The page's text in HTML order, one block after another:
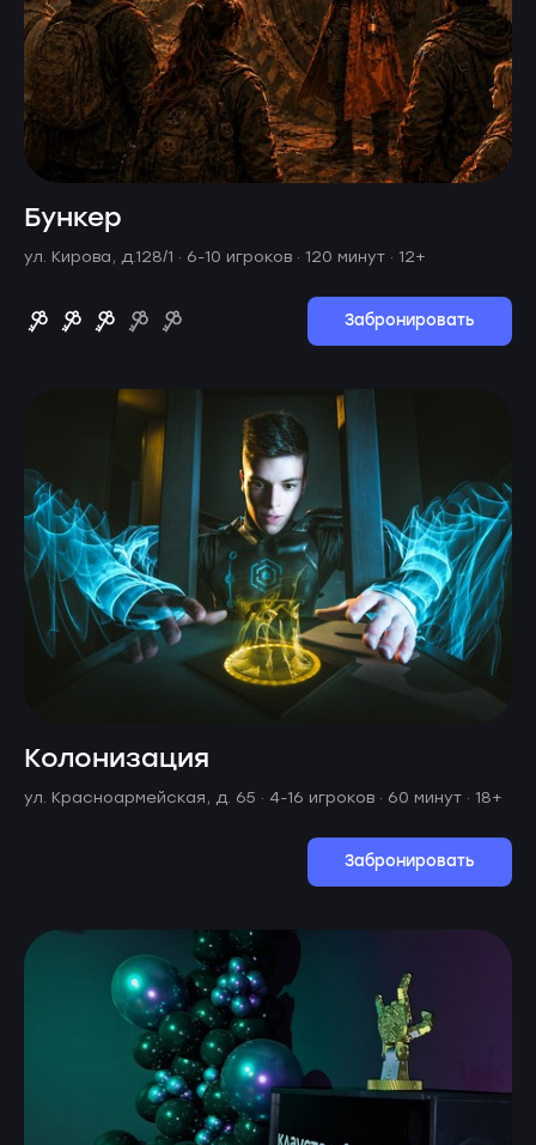
Бункер
ул. Кирова, д.128/1 · 6-10 игроков · 120 минут · 12+
Забронировать
Колонизация
ул. Красноармейская, д. 65 · 4-16 игроков · 60 минут · 18+
Забронировать